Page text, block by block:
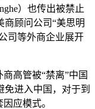
）也传出被禁止
商顾问公司“美思明
司等外商企业展开
高管被“禁离”中国
进入中国，对于到
应模式。